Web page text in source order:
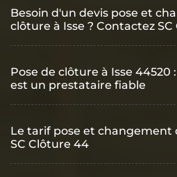
Besoin d'un devis pose et
clôture à Isse ? Contactez
Pose de clôture à Isse 44520
est un prestataire fiable
Le tarif pose et changement
SC Clôture 44